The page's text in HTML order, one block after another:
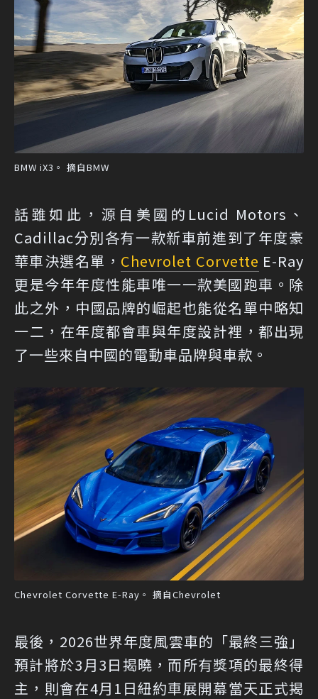
BMW iX3。 摘自BMW
話雖如此，源自美國的Lucid Motors、
Cadillac分別各有一款新車前進到了年度豪
華車決選名單， Chevrolet Corvette E-Ray
更是今年年度性能車唯一一款美國跑車。除
此之外，中國品牌的崛起也能從名單中略知
一二，在年度都會車與年度設計裡，都出現
了一些來自中國的電動車品牌與車款。
Chevrolet Corvette E-Ray。 摘自Chevrolet
最後，2026世界年度風雲車的「最終三強」
預計將於3月3日揭曉，而所有獎項的最終得
主，則會在4月1日紐約車展開幕當天正式揭